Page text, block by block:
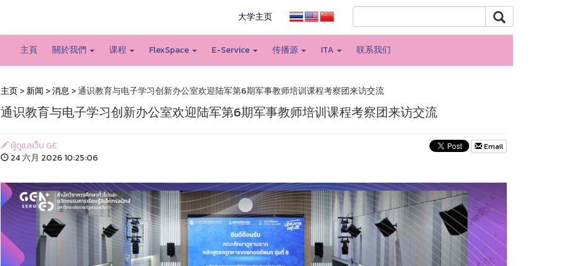
大学主页
主頁 關於我們 课程 FlexSpace E-Service 传播源 ITA 联系我们
主页>新闻 >消息> 通识教育与电子学习创新办公室欢迎陆军第6期军事教师培训课程考察团来访交流
通识教育与电子学习创新办公室欢迎陆军第6期军事教师培训课程考察团来访交流
ผู้ดูแลเว็บ GE
24 六月 2026 10:25:06
Email